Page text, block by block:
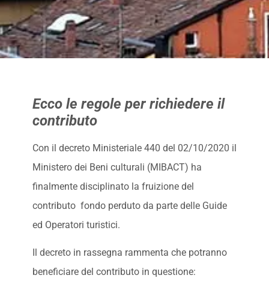
Ecco le regole per richiedere il
contributo
Con il decreto Ministeriale 440 del 02/10/2020 il
Ministero dei Beni culturali (MIBACT) ha
finalmente disciplinato la fruizione del
contributo fondo perduto da parte delle Guide
ed Operatori turistici.
Il decreto in rassegna rammenta che potranno
beneficiare del contributo in questione: